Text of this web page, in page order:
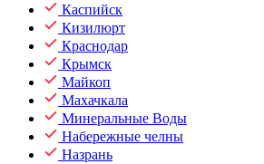
Каспийск
Кизилюрт
Краснодар
Крымск
Майкоп
Махачкала
Минеральные Воды
Набережные челны
Назрань